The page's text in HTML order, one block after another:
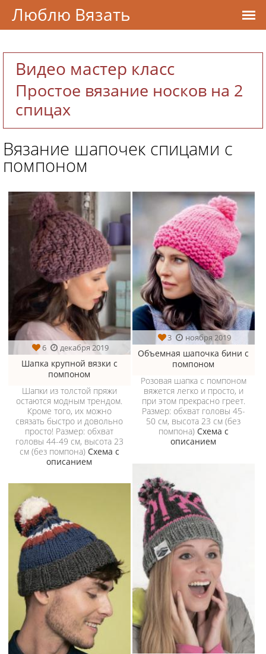
Видео мастер класс
Простое вязание носков на 2
спицах
Вязание шапочек спицами с
помпоном
6 декабря 2019
Шапка крупной вязки с
помпоном
Шапки из толстой пряжи
остаются модным трендом.
Кроме того, их можно
связать быстро и довольно
просто! Размер: обхват
головы 44-49 см, высота 23
см (без помпона) Схема с
описанием
3 ноября 2019
Объемная шапочка бини с
помпоном
Розовая шапка с помпоном
вяжется легко и просто, и
при этом прекрасно греет.
Размер: обхват головы 45-
50 см, высота 23 см (без
помпона) Схема с
описанием
Люблю Вязать